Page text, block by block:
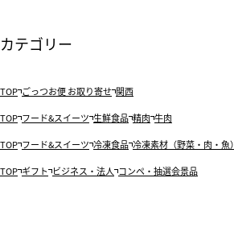
カテゴリー
TOP ごっつお便 お取り寄せ 関西
TOP フード&スイーツ 生鮮食品 精肉 牛肉
TOP フード&スイーツ 冷凍食品 冷凍素材（野菜・肉・魚）
TOP ギフト ビジネス・法人 コンペ・抽選会景品